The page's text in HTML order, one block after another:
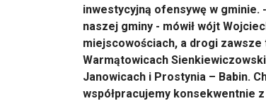
inwestycyjną ofensywę w
naszej gminy - mówił wójt
miejscowościach, a drogi
Warmątowicach
Janowicach i Prostynia – Babin.
współpracujemy konsekwentnie